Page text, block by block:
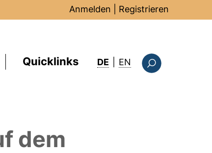
Anmelden Registrieren
Quicklinks DE EN : this page in
dem